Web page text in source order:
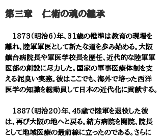
第三章 仁術の魂の継承
1873（明治6）年、31歳の惟準は教育の現場を
離れ、陸軍軍医として新たな道を歩み始める。大阪
鎮台病院長や軍医学校長を歴任、近代的な陸軍軍
医部の創設に尽力した。国家の軍事医療体制を支
える泥臭い実務。彼はここでも、海外で培った西洋
医学の知識を総動員して日本の近代化に貢献する。
1887（明治20）年、45歳で陸軍を退役した彼
は、再び大阪の地へと戻る。緒方病院を開院、院長
として地域医療の最前線に立ったのである。さらに